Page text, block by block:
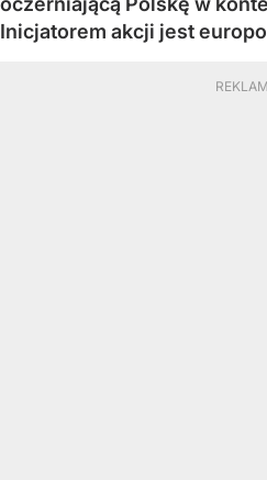
Inicjatorem akcji jest